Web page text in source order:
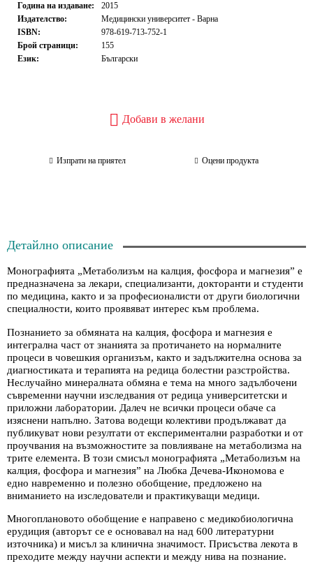
Година на издаване:
2015
Издателство:
Медицински университет - Варна
ISBN:
978-619-713-752-1
Брой страници:
155
Език:
Български
Добави в желани
Изпрати на приятел Оцени продукта
Детайлно описание
Монографията „Метаболизъм на калция, фосфора и магнезия” е
предназначена за лекари, специализанти, докторанти и студенти
по медицина, както и за професионалисти от други биологични
специалности, които проявяват интерес към проблема.
Познанието за обмяната на калция, фосфора и магнезия е
интегрална част от знанията за протичането на нормалните
процеси в човешкия организъм, както и задължителна основа за
диагностиката и терапията на редица болестни разстройства.
Неслучайно минералната обмяна е тема на много задълбочени
съвременни научни изследвания от редица университетски и
приложни лаборатории. Далеч не всички процеси обаче са
изяснени напълно. Затова водещи колективи продължават да
публикуват нови резултати от експериментални разработки и от
проучвания на възможностите за повлияване на метаболизма на
трите елемента. В този смисъл монографията „Метаболизъм на
калция, фосфора и магнезия” на Любка Дечева-Икономова е
едно навременно и полезно обобщение, предложено на
вниманието на изследователи и практикуващи медици.
Многоплановото обобщение е направено с медикобиологична
ерудиция (авторът се е основавал на над 600 литературни
източника) и мисъл за клинична значимост. Присъства лекота в
преходите между научни аспекти и между нива на познание.